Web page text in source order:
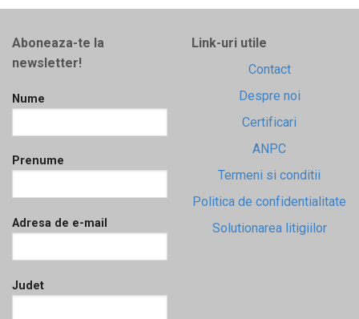
Aboneaza-te la
newsletter!
Nume
Prenume
Adresa de e-mail
Judet
Link-uri utile
Contact
Despre noi
Certificari
ANPC
Termeni si conditii
Politica de confidentialitate
Solutionarea litigiilor